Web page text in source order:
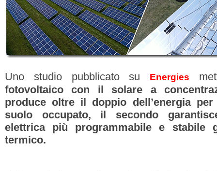
Uno studio pubblicato su Energies
fotovoltaico con il solare a
produce oltre il doppio dell’energia
suolo occupato, il secondo
elettrica più programmabile e stabile
termico.